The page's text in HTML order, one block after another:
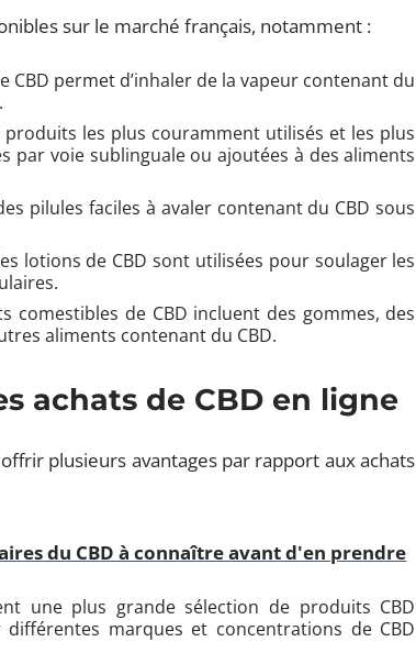
sur le marché français, notamment :
CBD permet d’inhaler de la vapeur contenant du
produits les plus couramment utilisés et les plus
par voie sublinguale ou ajoutées à des aliments
pilules faciles à avaler contenant du CBD sous
lotions de CBD sont utilisées pour soulager les
comestibles de CBD incluent des gommes, des
aliments contenant du CBD.
achats de CBD en ligne
plusieurs avantages par rapport aux achats
du CBD à connaître avant d'en prendre
une plus grande sélection de produits CBD
marques et concentrations de CBD